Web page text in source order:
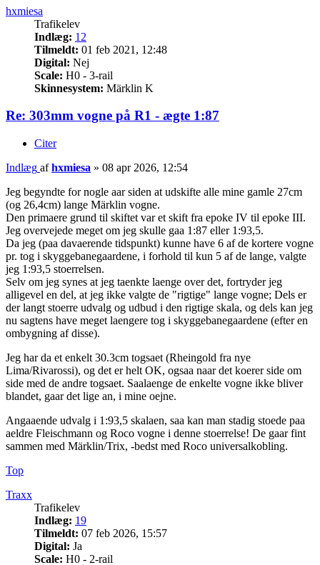
hxmiesa
Trafikelev
Indlæg: 12
Tilmeldt: 01 feb 2021, 12:48
Digital: Nej
Scale: H0 - 3-rail
Skinnesystem: Märklin K
Re: 303mm vogne på R1 - ægte 1:87
Citer
Indlæg afhxmiesa » 08 apr 2026, 12:54
Jeg begyndte for nogle aar siden at udskifte alle mine gamle 27cm
(og 26,4cm) lange Märklin vogne.
Den primaere grund til skiftet var et skift fra epoke IV til epoke III.
Jeg overvejede meget om jeg skulle gaa 1:87 eller 1:93,5.
Da jeg (paa davaerende tidspunkt) kunne have 6 af de kortere vogne
pr. tog i skyggebanegaardene, i forhold til kun 5 af de lange, valgte
jeg 1:93,5 stoerrelsen.
Selv om jeg synes at jeg taenkte laenge over det, fortryder jeg
alligevel en del, at jeg ikke valgte de "rigtige" lange vogne; Dels er
der langt stoerre udvalg og udbud i den rigtige skala, og dels kan jeg
nu sagtens have meget laengere tog i skyggebanegaardene (efter en
ombygning af disse).
Jeg har da et enkelt 30.3cm togsaet (Rheingold fra nye
Lima/Rivarossi), og det er helt OK, ogsaa naar det koerer side om
side med de andre togsaet. Saalaenge de enkelte vogne ikke bliver
blandet, gaar det lige an, i mine oejne.
Angaaende udvalg i 1:93,5 skalaen, saa kan man stadig stoede paa
aeldre Fleischmann og Roco vogne i denne stoerrelse! De gaar fint
sammen med Märklin/Trix, -bedst med Roco universalkobling.
Top
Traxx
Trafikelev
Indlæg: 19
Tilmeldt: 07 feb 2026, 15:57
Digital: Ja
Scale: H0 - 2-rail